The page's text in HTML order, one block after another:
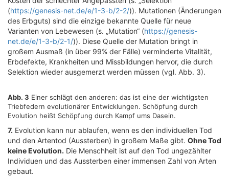
(https://genesis-net.de/e/1-3-b/2-2/)). Mutationen (Änderungen
des Erbguts) sind die einzige bekannte Quelle für neue
Varianten von Lebewesen (s. „Mutation“ (https://genesis-
net.de/e/1-3-b/2-1/)). Diese Quelle der Mutation bringt in
großem Ausmaß (in über 99% der Fälle) verminderte Vitalität,
Erbdefekte, Krankheiten und Missbildungen hervor, die durch
Selektion wieder ausgemerzt werden müssen (vgl. Abb. 3).
Abb. 3 Einer schlägt den anderen: das ist eine der wichtigsten
Triebfedern evolutionärer Entwicklungen. Schöpfung durch
Evolution heißt Schöpfung durch Kampf ums Dasein.
7. Evolution kann nur ablaufen, wenn es den individuellen Tod
und den Artentod (Aussterben) in großem Maße gibt. Ohne Tod
keine Evolution. Die Menschheit ist auf den Tod ungezählter
Individuen und das Aussterben einer immensen Zahl von Arten
gebaut.